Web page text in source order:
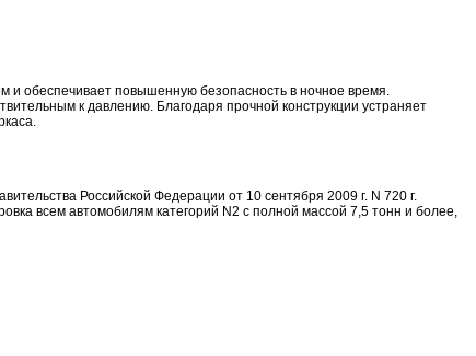
и обеспечивает повышенную безопасность в ночное время.
к давлению. Благодаря прочной конструкции устраняет
Российской Федерации от 10 сентября 2009 г. N 720 г.
всем автомобилям категорий N2 с полной массой 7,5 тонн и более,